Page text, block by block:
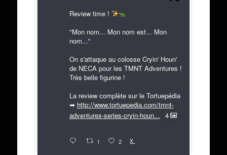
Review time !
"Mon nom... Mon nom est... Mon
nom..."
On s'attaque au colosse Cryin' Houn'
de NECA pour les TMNT Adventures !
Très belle figurine !
La review complète sur le Tortuepédia
➡ http://www.tortuepedia.com/tmnt-
adventures-series-cryin-houn... 4
1 2 X